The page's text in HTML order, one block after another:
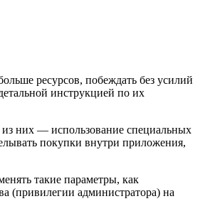
ресурсов, побеждать без усилий
инструкцией по их
них — использование специальных
покупки внутри приложения,
такие параметры, как
(привилегии администратора) на